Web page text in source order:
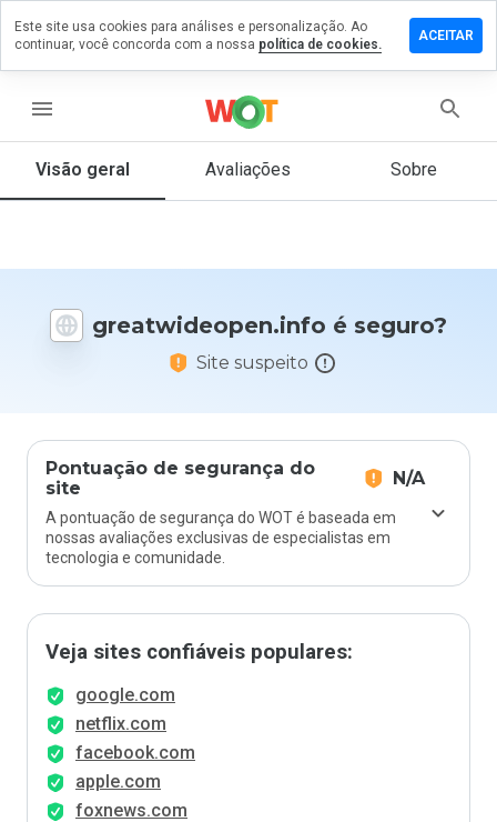
menu
Visão geral Avaliações Sobre
greatwideopen.info é seguro?
Site suspeito
Pontuação de segurança do
site
N/A
A pontuação de segurança do WOT é baseada em
nossas avaliações exclusivas de especialistas em
tecnologia e comunidade.
Veja sites confiáveis populares:
google.com
netflix.com
facebook.com
apple.com
foxnews.com
em
De 1
nota
daria
este
Este site usa cookies para análises e personalização. Ao
continuar, você concorda com a nossa política de cookies.
ACEITAR